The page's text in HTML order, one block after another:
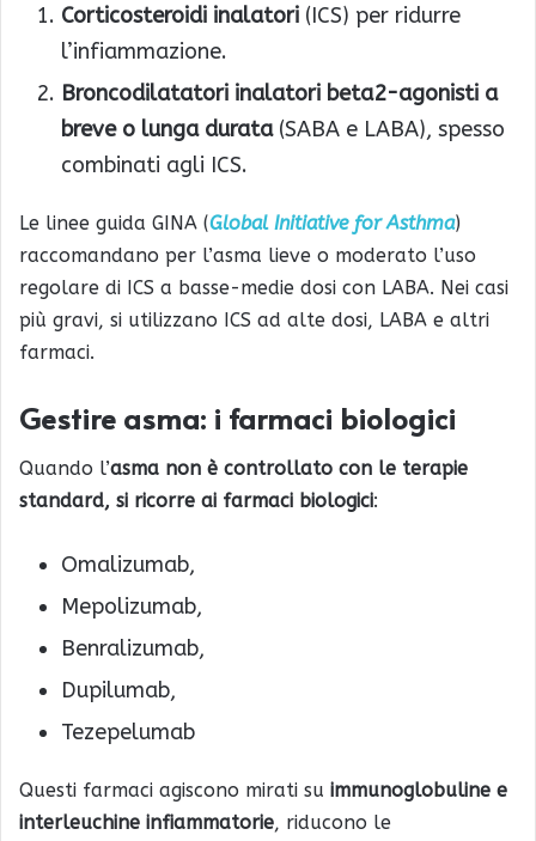
Corticosteroidi inalatori (ICS) per ridurre
l’infiammazione.
Broncodilatatori inalatori beta2-agonisti a
breve o lunga durata(SABA e LABA), spesso
combinati agli ICS.
Le linee guida GINA (Global Initiative for Asthma)
raccomandano per l’asma lieve o moderato l’uso
regolare di ICS a basse-medie dosi con LABA. Nei casi
più gravi, si utilizzano ICS ad alte dosi, LABA e altri
farmaci.
Gestire asma: i farmaci biologici
Quando l’asma non è controllato con le terapie
standard, si ricorre ai farmaci biologici:
Omalizumab,
Mepolizumab,
Benralizumab,
Dupilumab,
Tezepelumab
Questi farmaci agiscono mirati su immunoglobuline e
interleuchine infiammatorie, riducono le